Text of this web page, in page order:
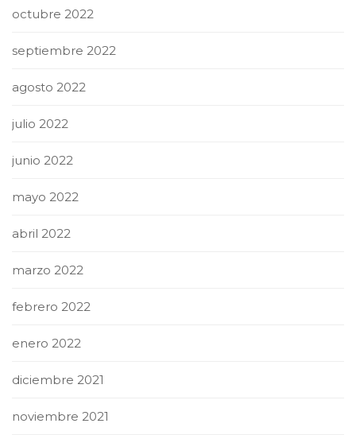
octubre 2022
septiembre 2022
agosto 2022
julio 2022
junio 2022
mayo 2022
abril 2022
marzo 2022
febrero 2022
enero 2022
diciembre 2021
noviembre 2021